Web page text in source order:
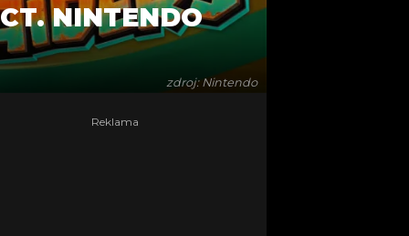
zdroj: Nintendo
NINTENDO